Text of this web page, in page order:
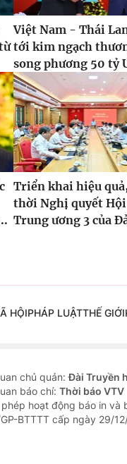
Việt Nam - Thái
tới kim ngạch
song phương 50 tỷ
Triển khai hiệu
thời Nghị quyết
Trung ương 3 của
HỘIPHÁP LUẬTTHẾ GIỚI
chủ quản:Đài Truyền
báo chí: Thời báo VTV
phép hoạt động báo in và
BTTTT cấp ngày 29/